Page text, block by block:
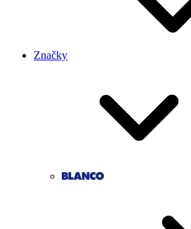
Značky